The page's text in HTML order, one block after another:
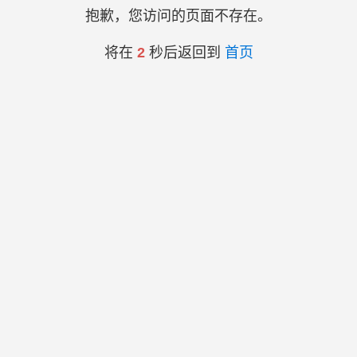
抱歉，您访问的页面不存在。
将在 2秒后返回到 首页